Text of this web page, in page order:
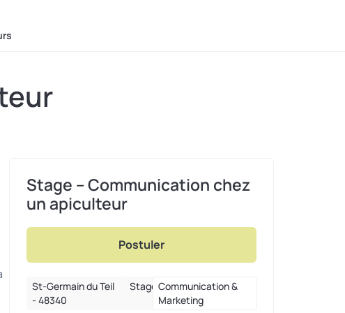
Stage – Communication chez
un apiculteur
Postuler
St-Germain du Teil
- 48340
Stage Communication &
Marketing